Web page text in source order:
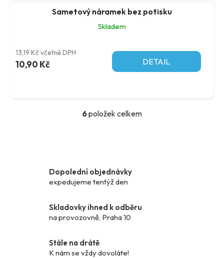
Sametový náramek bez potisku
Skladem
13,19 Kč včetně DPH
10,90 Kč DETAIL
O
a
c
p
r
y
6položek celkem
Dopolední objednávky
expedujeme tentýž den
Skladovky ihned k odběru
na provozovně, Praha 10
Stále na drátě
K nám se vždy dovoláte!